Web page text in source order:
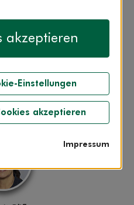
Németh
AOK-Zahnzentrum
akzeptieren
Einstellungen
akzeptieren
Impressum